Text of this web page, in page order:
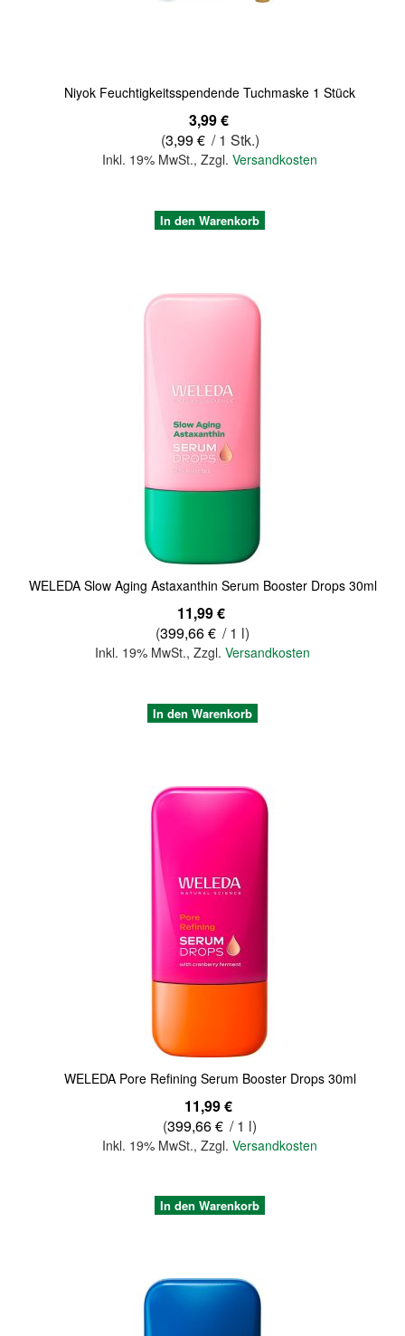
Niyok Feuchtigkeitsspendende Tuchmaske 1 Stück
3,99 €
(3,99 € / 1 Stk.)
Inkl. 19% MwSt.,Zzgl.Versandkosten
In den Warenkorb
WELEDA Slow Aging Astaxanthin Serum Booster Drops 30ml
11,99 €
(399,66 € / 1 l)
Inkl. 19% MwSt., Zzgl. Versandkosten
In den Warenkorb
WELEDA Pore Refining Serum Booster Drops 30ml
11,99 €
(399,66 € / 1 l)
Inkl. 19% MwSt.,Zzgl.Versandkosten
In den Warenkorb